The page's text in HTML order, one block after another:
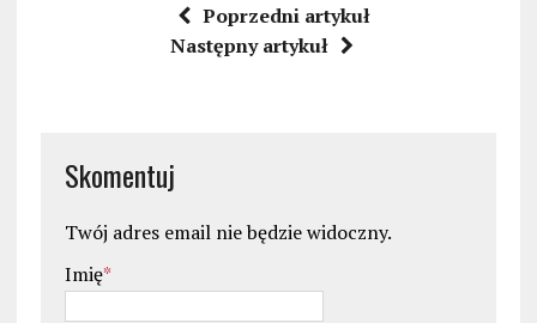
Poprzedni artykuł
Następny artykuł
Skomentuj
Twój adres email nie będzie widoczny.
Imię*